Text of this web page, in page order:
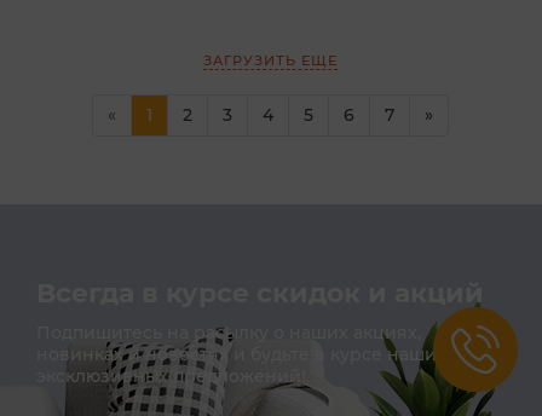
ЗАГРУЗИТЬ ЕЩЕ
« 1(current)
2 3 4 5 6 7 »
Всегда в курсе скидок и акций
Подпишитесь на расылку о наших акциях,
новинках и новостях и будьте в курсе наших
эксклюзивных предложений!